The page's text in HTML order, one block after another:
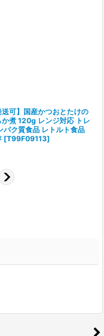
送可】国産かつおとたけの
か煮 120g レンジ対応 トレ
パク質食品 レトルト食品
[T99F09113]